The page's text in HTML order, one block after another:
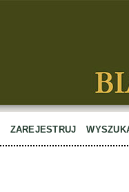
ZAREJESTRUJ